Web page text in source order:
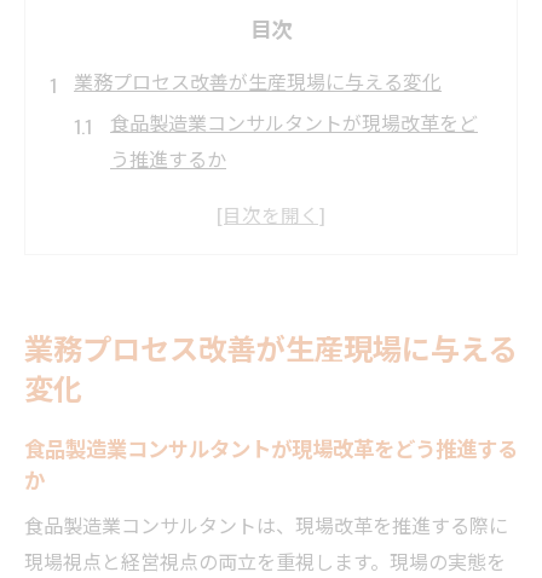
目次
業務プロセス改善が生産現場に与える変化
食品製造業コンサルタントが現場改革をど
う推進するか
食品業界で求められる効率化の具体策と成
法
食品製造業コンサルタントが伝える改善の
業務プロセス改善が生産現場に与える
変化
食品製造業コンサルタントが現場改革をどう推進する
か
食品製造業コンサルタントは、現場改革を推進する際に
現場視点と経営視点の両立を重視します。現場の実態を